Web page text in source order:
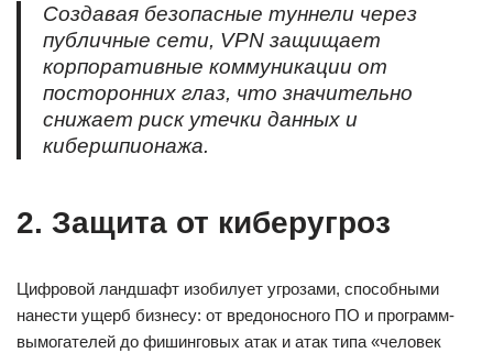
Создавая безопасные туннели через
публичные сети, VPN защищает
корпоративные коммуникации от
посторонних глаз, что значительно
снижает риск утечки данных и
кибершпионажа.
2. Защита от киберугроз
Цифровой ландшафт изобилует угрозами, способными
нанести ущерб бизнесу: от вредоносного ПО и программ-
вымогателей до фишинговых атак и атак типа «человек